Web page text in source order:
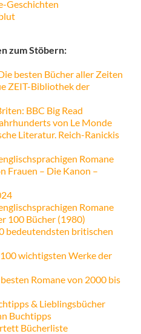
Geschichten
zum Stöbern:
besten Bücher aller Zeiten
ZEIT-Bibliothek der
BBC Big Read
von Le Monde
Literatur. Reich-Ranickis
Romane
Frauen – Die Kanon –
Romane
100 Bücher (1980)
bedeutendsten britischen
wichtigsten Werke der
Romane von 2000 bis
& Lieblingsbücher
Buchtipps
Bücherliste